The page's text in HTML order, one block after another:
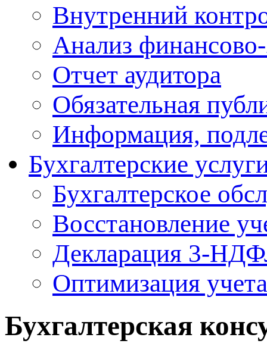
Внутренний
Анализ
Отчет аудитора
Обязательная
Информация,
Бухгалтерские
Бухгалтерское
Восcтановление
Декларация 3-
Оптимизация учета
Бухгалтерская